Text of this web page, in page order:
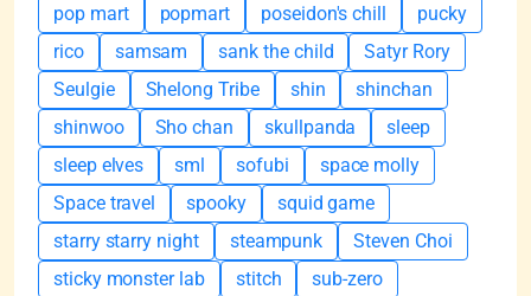
pop mart
popmart poseidon's chill
pucky
rico
samsam sank the child
Satyr Rory
Seulgie
Shelong Tribe shin
shinchan
shinwoo
Sho chan skullpanda
sleep
sleep elves
sml sofubi
space molly
Space travel
spooky
squid game
starry starry night
steampunk
Steven Choi
sticky monster lab
stitch
sub-zero